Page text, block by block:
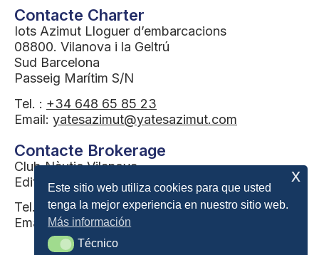
Este sitio web utiliza cookies para que usted
tenga la mejor experiencia en nuestro sitio web.
Más información
TécnicoTécnico
x
Contacte Charter
Iots Azimut Lloguer d’embarcacions
08800. Vilanova i la Geltrú
Sud Barcelona
Passeig Marítim S/N
Tel. : +34 648 65 85 23
Email: yatesazimut@yatesazimut.com
Contacte Brokerage
Club Nàutic Vilanova
Edifici benzinera
Tel. : 34 655 079 243
Email:brokerage@yatesazimut.com